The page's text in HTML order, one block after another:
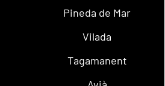
Pineda de Mar
Vilada
Tagamanent